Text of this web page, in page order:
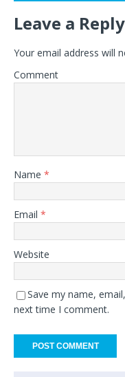
Leave a Reply
Your email address will
Comment
Name *
Email *
Website
Save my name,
next time I comment.